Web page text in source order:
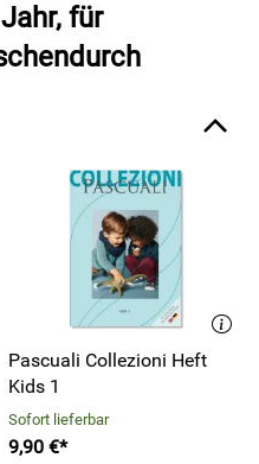
für
Pascuali Collezioni Heft
Kids 1
Sofort lieferbar
9,90 €*